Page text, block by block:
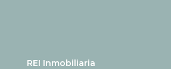
REI Inmobiliaria